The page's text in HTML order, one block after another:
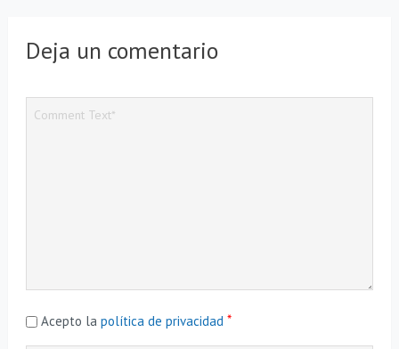
Deja un comentario
Acepto la política de privacidad *